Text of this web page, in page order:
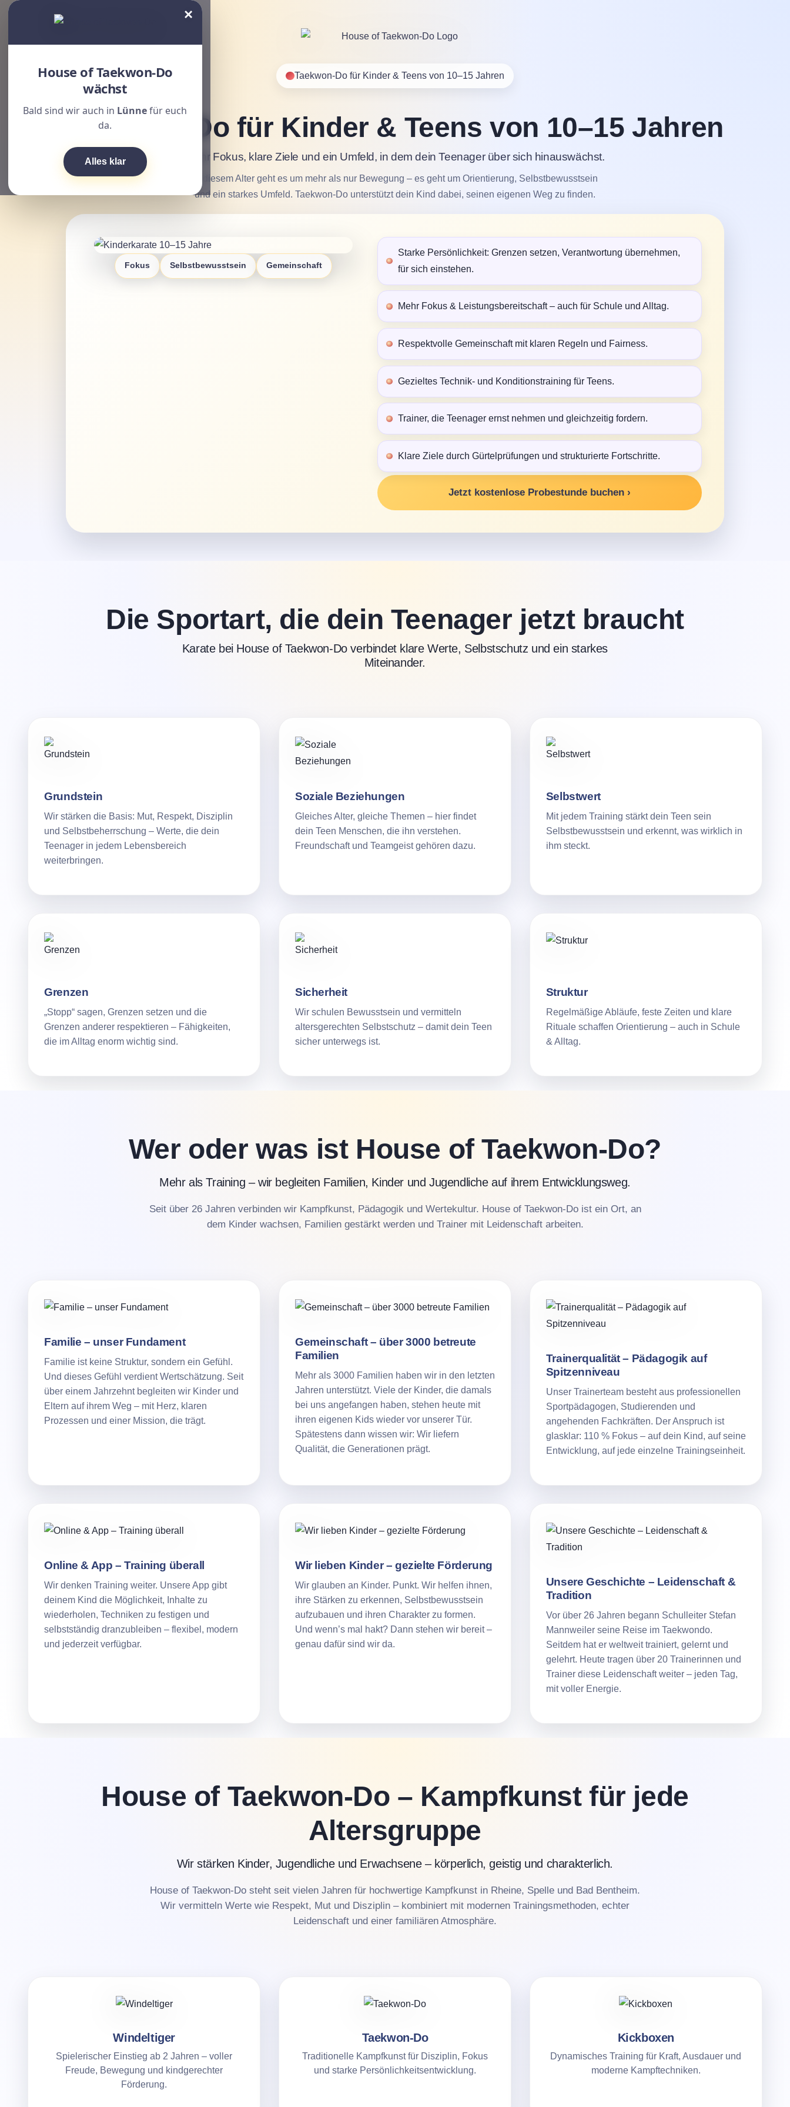
Taekwon-Do für Kinder & Teens von 10–15 Jahren
Taekwon-Do für Kinder & Teens von 10–15 Jahren
Mehr Fokus, klare Ziele und ein Umfeld, in dem dein Teenager über sich hinauswächst.
In diesem Alter geht es um mehr als nur Bewegung – es geht um Orientierung, Selbstbewusstsein
und ein starkes Umfeld. Taekwon-Do unterstützt dein Kind dabei, seinen eigenen Weg zu finden.
Fokus Selbstbewusstsein Gemeinschaft
Starke Persönlichkeit: Grenzen setzen, Verantwortung übernehmen,
für sich einstehen.
Mehr Fokus & Leistungsbereitschaft – auch für Schule und Alltag.
Respektvolle Gemeinschaft mit klaren Regeln und Fairness.
Gezieltes Technik- und Konditionstraining für Teens.
Trainer, die Teenager ernst nehmen und gleichzeitig fordern.
Klare Ziele durch Gürtelprüfungen und strukturierte Fortschritte.
Jetzt kostenlose Probestunde buchen ›
Die Sportart, die dein Teenager jetzt braucht
Karate bei House of Taekwon-Do verbindet klare Werte, Selbstschutz und ein starkes
Miteinander.
Grundstein
Wir stärken die Basis: Mut, Respekt, Disziplin
und Selbstbeherrschung – Werte, die dein
Teenager in jedem Lebensbereich
weiterbringen.
Soziale Beziehungen
Gleiches Alter, gleiche Themen – hier findet
dein Teen Menschen, die ihn verstehen.
Freundschaft und Teamgeist gehören dazu.
Selbstwert
Mit jedem Training stärkt dein Teen sein
Selbstbewusstsein und erkennt, was wirklich in
ihm steckt.
Grenzen
„Stopp“ sagen, Grenzen setzen und die
Grenzen anderer respektieren – Fähigkeiten,
die im Alltag enorm wichtig sind.
Sicherheit
Wir schulen Bewusstsein und vermitteln
altersgerechten Selbstschutz – damit dein Teen
sicher unterwegs ist.
Struktur
Regelmäßige Abläufe, feste Zeiten und klare
Rituale schaffen Orientierung – auch in Schule
& Alltag.
Wer oder was ist House of Taekwon-Do?
Mehr als Training – wir begleiten Familien, Kinder und Jugendliche auf ihrem Entwicklungsweg.
Seit über 26 Jahren verbinden wir Kampfkunst, Pädagogik und Wertekultur. House of Taekwon-Do ist ein Ort, an
dem Kinder wachsen, Familien gestärkt werden und Trainer mit Leidenschaft arbeiten.
Familie – unser Fundament
Familie ist keine Struktur, sondern ein Gefühl.
Und dieses Gefühl verdient Wertschätzung. Seit
über einem Jahrzehnt begleiten wir Kinder und
Eltern auf ihrem Weg – mit Herz, klaren
Prozessen und einer Mission, die trägt.
Gemeinschaft – über 3000 betreute
Familien
Mehr als 3000 Familien haben wir in den letzten
Jahren unterstützt. Viele der Kinder, die damals
bei uns angefangen haben, stehen heute mit
ihren eigenen Kids wieder vor unserer Tür.
Spätestens dann wissen wir: Wir liefern
Qualität, die Generationen prägt.
Trainerqualität – Pädagogik auf
Spitzenniveau
Unser Trainerteam besteht aus professionellen
Sportpädagogen, Studierenden und
angehenden Fachkräften. Der Anspruch ist
glasklar: 110 % Fokus – auf dein Kind, auf seine
Entwicklung, auf jede einzelne Trainingseinheit.
Online & App – Training überall
Wir denken Training weiter. Unsere App gibt
deinem Kind die Möglichkeit, Inhalte zu
wiederholen, Techniken zu festigen und
selbstständig dranzubleiben – flexibel, modern
und jederzeit verfügbar.
Wir lieben Kinder – gezielte Förderung
Wir glauben an Kinder. Punkt. Wir helfen ihnen,
ihre Stärken zu erkennen, Selbstbewusstsein
aufzubauen und ihren Charakter zu formen.
Und wenn’s mal hakt? Dann stehen wir bereit –
genau dafür sind wir da.
Unsere Geschichte – Leidenschaft &
Tradition
Vor über 26 Jahren begann Schulleiter Stefan
Mannweiler seine Reise im Taekwondo.
Seitdem hat er weltweit trainiert, gelernt und
gelehrt. Heute tragen über 20 Trainerinnen und
Trainer diese Leidenschaft weiter – jeden Tag,
mit voller Energie.
House of Taekwon-Do – Kampfkunst für jede
Altersgruppe
Wir stärken Kinder, Jugendliche und Erwachsene – körperlich, geistig und charakterlich.
House of Taekwon-Do steht seit vielen Jahren für hochwertige Kampfkunst in Rheine, Spelle und Bad Bentheim.
Wir vermitteln Werte wie Respekt, Mut und Disziplin – kombiniert mit modernen Trainingsmethoden, echter
Leidenschaft und einer familiären Atmosphäre.
Windeltiger
Spielerischer Einstieg ab 2 Jahren – voller
Freude, Bewegung und kindgerechter
Förderung.
Taekwon-Do
Traditionelle Kampfkunst für Disziplin, Fokus
und starke Persönlichkeitsentwicklung.
Kickboxen
Dynamisches Training für Kraft, Ausdauer und
moderne Kampftechniken.
×
House of Taekwon-Do
wächst
Bald sind wir auch in Lünnefür euch
da.
Alles klar